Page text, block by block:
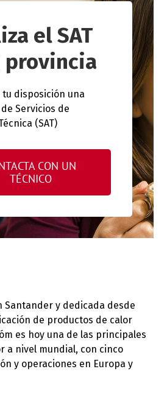
el SAT
provincia
tu disposición una
Servicios de
(SAT)
CON UN
TÉCNICO
Santander y dedicada desde
de productos de calor
es hoy una de las principales
a nivel mundial, con cinco
y operaciones en Europa y